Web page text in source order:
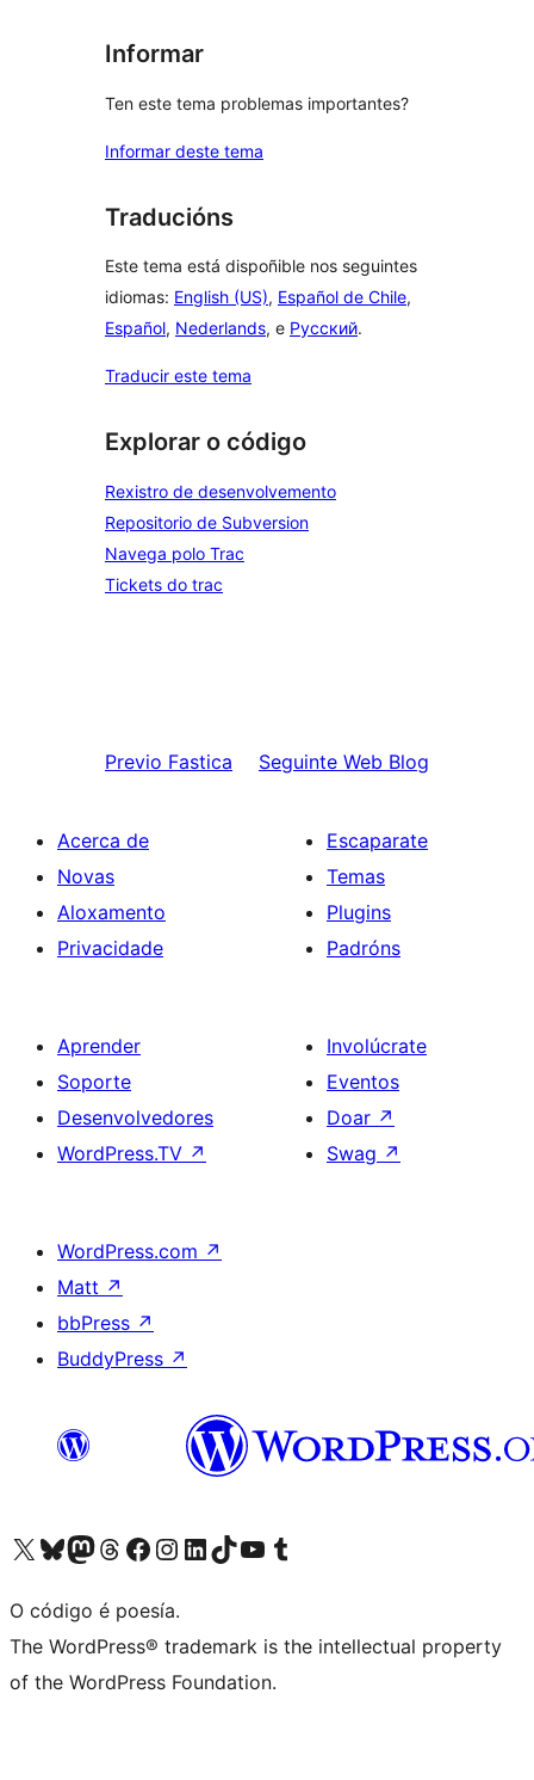
Informar
Ten este tema problemas importantes?
Informar deste tema
Traducións
Este tema está dispoñible nos seguintes
idiomas: English (US), Español de Chile,
Español, Nederlands, e Русский.
Traducir este tema
Explorar o código
Rexistro de desenvolvemento
Repositorio de Subversion
Navega polo Trac
Tickets do trac
Previo Fastica Seguinte Web Blog
Acerca de
Novas
Aloxamento
Privacidade
Escaparate
Temas
Plugins
Padróns
Aprender
Soporte
Desenvolvedores
WordPress.TV ↗
Involúcrate
Eventos
Doar ↗
Swag ↗
WordPress.com ↗
Matt ↗
bbPress ↗
BuddyPress ↗
Visita la cuenta de X (anteriormente Twitter)
Visita a nosa conta de Bluesky
Visita a nosa conta de Mastodon
Visita a nosa conta de Threads
Visita a nosa páxina de Facebook
Visita a nosa conta de Instagram
Visita a nosa conta de LinkedIn
Visita a nosa conta de TikTok
Visita a nosa canle de YouTube
Visita a nosa conta de Tumblr
O código é poesía.
The WordPress® trademark is the intellectual property
of the WordPress Foundation.